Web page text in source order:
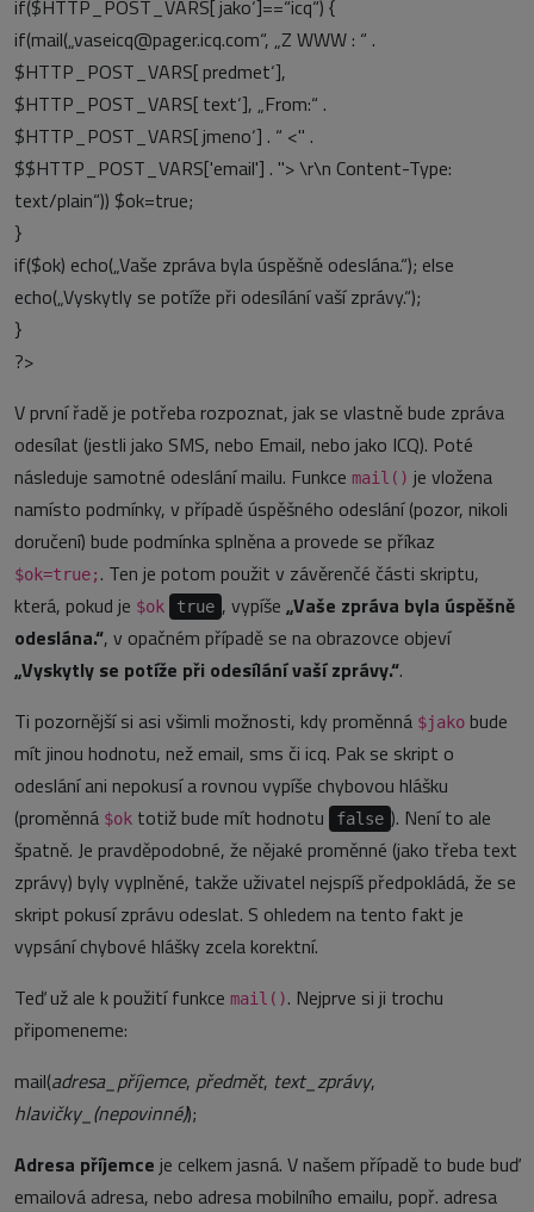
if($HTTP_POST_VARS[‚jako‘]==“icq“) {
if(mail(„vaseicq@pager.icq.com“, „Z WWW : “ .
$HTTP_POST_VARS[‚predmet‘],
$HTTP_POST_VARS[‚text‘], „From:“ .
$HTTP_POST_VARS[‚jmeno‘] . “ <" .
$$HTTP_POST_VARS['email'] . "> \r\n Content-Type:
text/plain“)) $ok=true;
}
if($ok) echo(„Vaše zpráva byla úspěšně odeslána.“); else
echo(„Vyskytly se potíže při odesílání vaší zprávy.“);
}
?>
V první řadě je potřeba rozpoznat, jak se vlastně bude zpráva
odesílat (jestli jako SMS, nebo Email, nebo jako ICQ). Poté
následuje samotné odeslání mailu. Funkce mail() je vložena
namísto podmínky, v případě úspěšného odeslání (pozor, nikoli
doručení) bude podmínka splněna a provede se příkaz
$ok=true; . Ten je potom použit v závěrenčé části skriptu,
která, pokud je $ok true , vypíše „Vaše zpráva byla úspěšně
odeslána.“, v opačném případě se na obrazovce objeví
„Vyskytly se potíže při odesílání vaší zprávy.“.
Ti pozornější si asi všimli možnosti, kdy proměnná $jako bude
mít jinou hodnotu, než email, sms či icq. Pak se skript o
odeslání ani nepokusí a rovnou vypíše chybovou hlášku
(proměnná $ok totiž bude mít hodnotu false ). Není to ale
špatně. Je pravděpodobné, že nějaké proměnné (jako třeba text
zprávy) byly vyplněné, takže uživatel nejspíš předpokládá, že se
skript pokusí zprávu odeslat. S ohledem na tento fakt je
vypsání chybové hlášky zcela korektní.
Teď už ale k použití funkce mail(). Nejprve si ji trochu
připomeneme:
mail(adresa_příjemce, předmět, text_zprávy,
hlavičky_(nepovinné));
Adresa příjemce je celkem jasná. V našem případě to bude buď
emailová adresa, nebo adresa mobilního emailu, popř. adresa